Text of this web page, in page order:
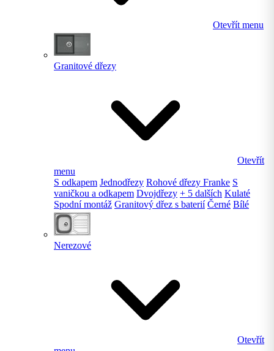
Otevřít menu
Granitové dřezy
Otevřít
menu
S odkapem Jednodřezy Rohové dřezy Franke S
vaničkou a odkapem Dvojdřezy + 5 dalších Kulaté
Spodní montáž Granitový dřez s baterií Černé Bílé
Nerezové
Otevřít